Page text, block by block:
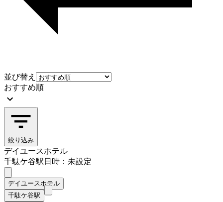
並び替え
おすすめ順
絞り込み
デイユースホテル
千駄ケ谷駅日時：未設定
デイユースホテル
千駄ケ谷駅